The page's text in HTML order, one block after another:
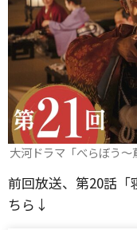
大河ドラマ「べらぼう
前回放送、第20話「
ちら↓